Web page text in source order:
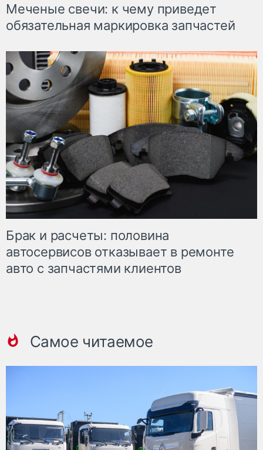
Меченые свечи: к чему приведет
обязательная маркировка запчастей
Брак и расчеты: половина
автосервисов отказывает в ремонте
авто с запчастями клиентов
Самое читаемое